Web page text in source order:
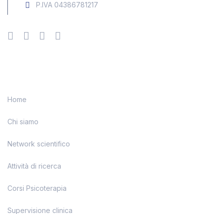
P.IVA 04386781217
Home
Chi siamo
Network scientifico
Attività di ricerca
Corsi Psicoterapia
Supervisione clinica